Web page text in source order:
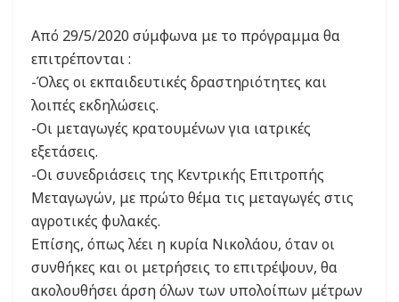
Από 29/5/2020 σύμφωνα με το πρόγραμμα θα
επιτρέπονται :
-Όλες οι εκπαιδευτικές δραστηριότητες και
λοιπές εκδηλώσεις.
-Οι μεταγωγές κρατουμένων για ιατρικές
εξετάσεις.
-Οι συνεδριάσεις της Κεντρικής Επιτροπής
Μεταγωγών, με πρώτο θέμα τις μεταγωγές στις
αγροτικές φυλακές.
Επίσης, όπως λέει η κυρία Νικολάου, όταν οι
συνθήκες και οι μετρήσεις το επιτρέψουν, θα
ακολουθήσει άρση όλων των υπολοίπων μέτρων